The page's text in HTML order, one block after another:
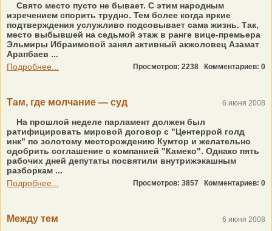
Свято место пусто не бывает. С этим народным
изречением спорить трудно. Тем более когда яркие
подтверждения услужливо подсовывает сама жизнь. Так,
место выбывшей на седьмой этаж в ранге вице-премьера
Эльмиры Ибраимовой занял активный акжоловец Азамат
Арапбаев ...
Подробнее...
Просмотров: 2238 Комментариев: 0
Там, где молчание — суд 6 июня 2008
На прошлой неделе парламент должен был
ратифицировать мировой договор с "Центеррой голд
инк" по золотому месторождению Кумтор и желательно
одобрить соглашение с компанией "Камеко". Однако пять
рабочих дней депутаты посвятили внутрижэкашным
разборкам ...
Подробнее...
Просмотров: 3857 Комментариев: 0
Между тем 6 июня 2008